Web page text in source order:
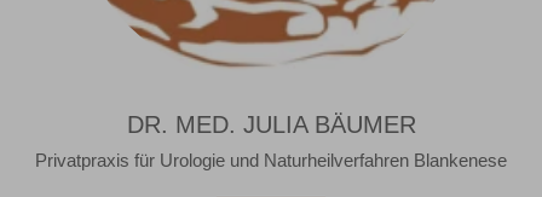
DR. MED. JULIA BÄUMER
Privatpraxis für Urologie und Naturheilverfahren Blankenese